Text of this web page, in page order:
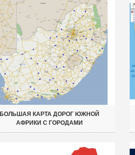
БОЛЬШАЯ КАРТА ДОРОГ ЮЖНОЙ
АФРИКИ С ГОРОДАМИ